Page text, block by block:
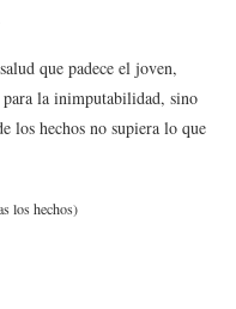
que padece el joven,
para la inimputabilidad, sino
los hechos no supiera lo que
los hechos)